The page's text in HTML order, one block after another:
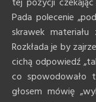
Pada polecenie
skrawek
Rozkłada je by
cichą odpowiedź
co spowodowało
głosem mówię